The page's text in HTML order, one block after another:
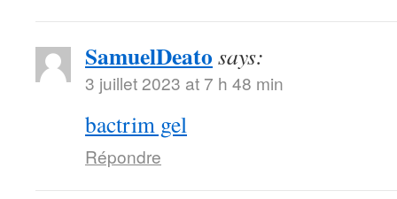
SamuelDeato says:
3 juillet 2023 at 7 h 48 min
bactrim gel
Répondre